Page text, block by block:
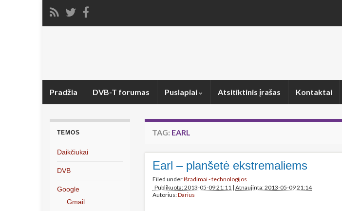
Pradžia DVB-T forumas Puslapiai Atsitiktinis įrašas Kontaktai
TAG: EARL
Earl – planšetė ekstremaliems
Filed underIšradimai - technologijos
Publikuota: 2013-05-09 21:11 | Atnaujinta: 2013-05-09 21:14
Autorius:Darius
TEMOS
Daikčiukai
DVB
Google
Gmail